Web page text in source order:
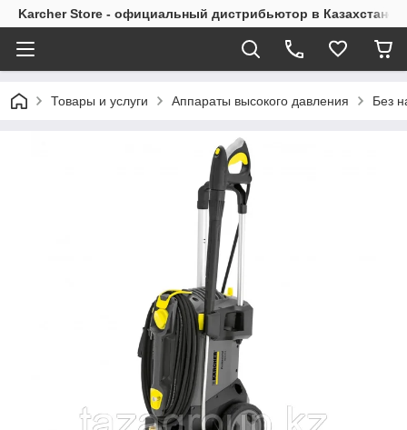
Karcher Store - официальный дистрибьютор в Казахстане
Товары и услуги Аппараты высокого давления Без